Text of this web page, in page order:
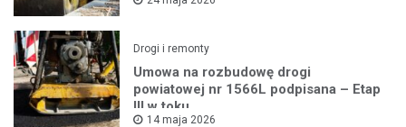
Drogi i remonty
Umowa na rozbudowę drogi
powiatowej nr 1566L podpisana – Etap
III w toku
14 maja 2026